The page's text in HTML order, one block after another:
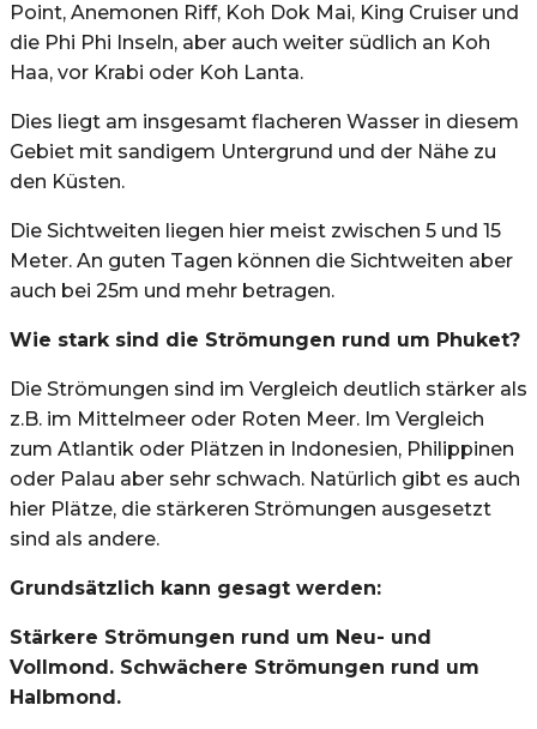
Point, Anemonen Riff, Koh Dok Mai, King Cruiser und
die Phi Phi Inseln, aber auch weiter südlich an Koh
Haa, vor Krabi oder Koh Lanta.
Dies liegt am insgesamt flacheren Wasser in diesem
Gebiet mit sandigem Untergrund und der Nähe zu
den Küsten.
Die Sichtweiten liegen hier meist zwischen 5 und 15
Meter. An guten Tagen können die Sichtweiten aber
auch bei 25m und mehr betragen.
Wie stark sind die Strömungen rund um Phuket?
Die Strömungen sind im Vergleich deutlich stärker als
z.B. im Mittelmeer oder Roten Meer. Im Vergleich
zum Atlantik oder Plätzen in Indonesien, Philippinen
oder Palau aber sehr schwach. Natürlich gibt es auch
hier Plätze, die stärkeren Strömungen ausgesetzt
sind als andere.
Grundsätzlich kann gesagt werden:
Stärkere Strömungen rund um Neu- und
Vollmond. Schwächere Strömungen rund um
Halbmond.